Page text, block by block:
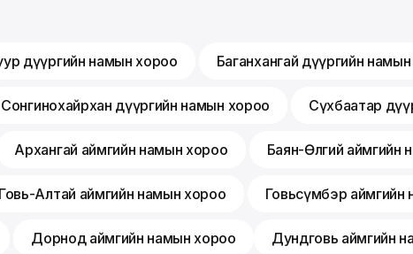
дүүргийн намын хороо Баганхангай дүүргийн
Сонгинохайрхан дүүргийн намын хороо Сүхбаатар
Архангай аймгийн намын хороо Баян-Өлгий аймгийн
Говь-Алтай аймгийн намын хороо Говьсүмбэр аймгийн
Дорнод аймгийн намын хороо Дундговь аймгийн